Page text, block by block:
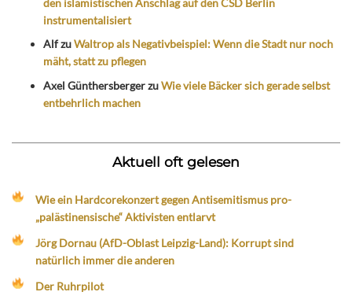
instrumentalisiert
AlfzuWaltrop als Negativbeispiel: Wenn die Stadt nur noch
mäht, statt zu pflegen
Axel GünthersbergerzuWie viele Bäcker sich gerade selbst
entbehrlich machen
Aktuell oft gelesen
Wie ein Hardcorekonzert gegen Antisemitismus pro-
„palästinensische“ Aktivisten entlarvt
Jörg Dornau (AfD-Oblast Leipzig-Land): Korrupt sind
natürlich immer die anderen
Der Ruhrpilot